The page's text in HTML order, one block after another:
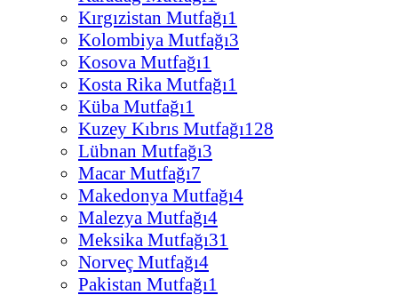
Kırgızistan Mutfağı1
Kolombiya Mutfağı3
Kosova Mutfağı1
Kosta Rika Mutfağı1
Küba Mutfağı1
Kuzey Kıbrıs Mutfağı128
Lübnan Mutfağı3
Macar Mutfağı7
Makedonya Mutfağı4
Malezya Mutfağı4
Meksika Mutfağı31
Norveç Mutfağı4
Pakistan Mutfağı1